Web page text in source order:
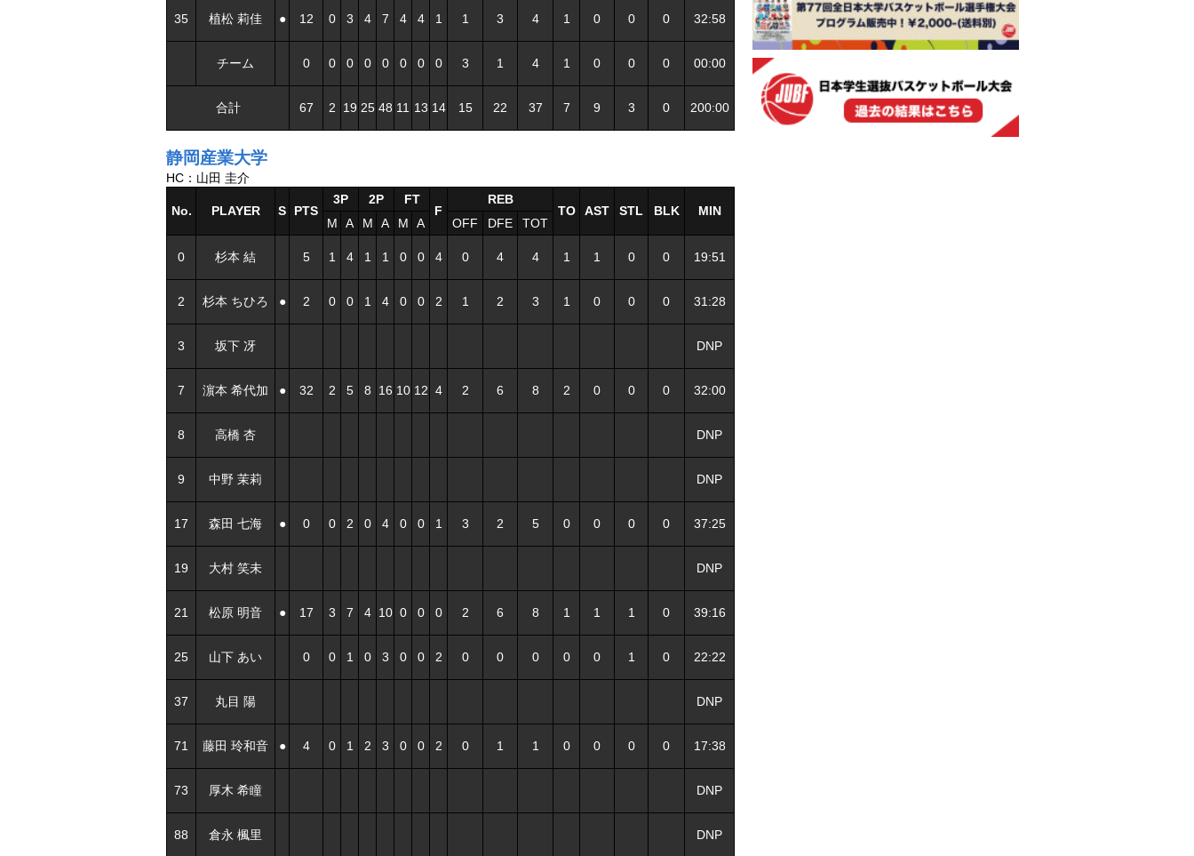
35 植松 莉佳 ● 12 0 3 4 7 4 4 1 1 3 4 1 0 0 0 32:58
チーム 0 0 0 0 0 0 0 0 3 1 4 1 0 0 0 00:00
合計 67 2 19 25 48 11 13 14 15 22 37 7 9 3 0 200:00
静岡産業大学
HC：山田 圭介
No. PLAYER S PTS
3P 2P
FT
F
REB
TO
AST STL BLK
MIN
M
A M A M A OFF DFE TOT
0 杉本 結 5 1 4 1 1 0 0 4 0 4 4 1 1 0 0 19:51
2 杉本 ちひろ ● 2 0 0 1 4 0 0 2 1 2 3 1 0 0 0 31:28
3 坂下 冴 DNP
7 濵本 希代加 ● 32 2 5 8 16 10 12 4 2 6 8 2 0 0 0 32:00
8 高橋 杏 DNP
9 中野 茉莉 DNP
17 森田 七海 ● 0 0 2 0 4 0 0 1 3 2 5 0 0 0 0 37:25
19 大村 笑未 DNP
21 松原 明音 ● 17 3 7 4 10 0 0 0 2 6 8 1 1 1 0 39:16
25 山下 あい 0 0 1 0 3 0 0 2 0 0 0 0 0 1 0 22:22
37 丸目 陽 DNP
71 藤田 玲和音 ● 4 0 1 2 3 0 0 2 0 1 1 0 0 0 0 17:38
73 厚木 希瞳 DNP
88 倉永 楓里 DNP